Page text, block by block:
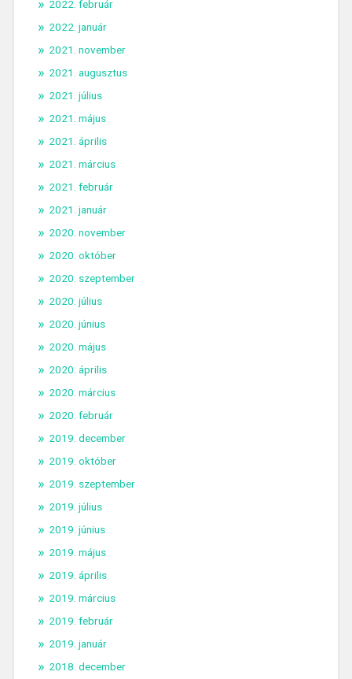
2022. február
2022. január
2021. november
2021. augusztus
2021. július
2021. május
2021. április
2021. március
2021. február
2021. január
2020. november
2020. október
2020. szeptember
2020. július
2020. június
2020. május
2020. április
2020. március
2020. február
2019. december
2019. október
2019. szeptember
2019. július
2019. június
2019. május
2019. április
2019. március
2019. február
2019. január
2018. december